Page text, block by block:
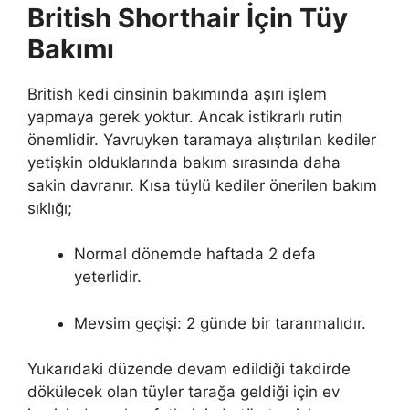
British Shorthair İçin Tüy
Bakımı
British kedi cinsinin bakımında aşırı işlem
yapmaya gerek yoktur. Ancak istikrarlı rutin
önemlidir. Yavruyken taramaya alıştırılan kediler
yetişkin olduklarında bakım sırasında daha
sakin davranır. Kısa tüylü kediler önerilen bakım
sıklığı;
Normal dönemde haftada 2 defa
yeterlidir.
Mevsim geçişi: 2 günde bir taranmalıdır.
Yukarıdaki düzende devam edildiği takdirde
dökülecek olan tüyler tarağa geldiği için ev